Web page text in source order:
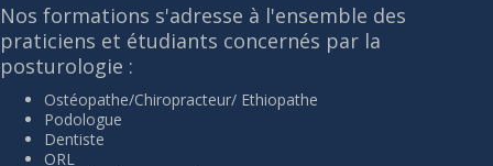
Nos formations s'adresse à l'ensemble des
praticiens et étudiants concernés par la
posturologie :
Ostéopathe/Chiropracteur/ Ethiopathe
Podologue
Dentiste
ORL